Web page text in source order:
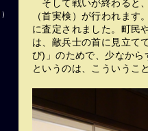
）
そして戦いが終わると
（首実検）が行われま
に査定されました。町民
は、敵兵士の首に見立て
び)」のためで、少なか
というのは、こういうこ